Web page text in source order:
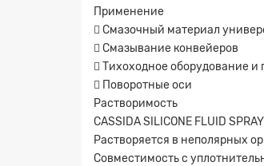
Применение
 Смазочный материал
 Смазывание конвейеров
 Тихоходное оборудование
 Поворотные оси
Растворимость
CASSIDA SILICONE FLUID
Растворяется в неполярных
Совместимость с